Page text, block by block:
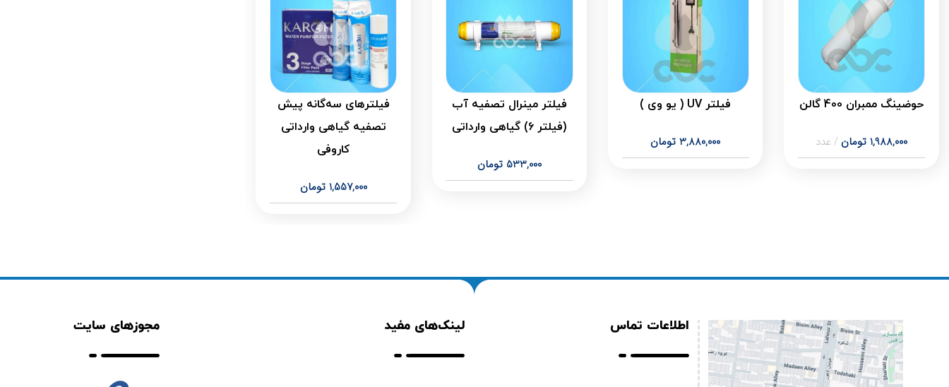
حوضینگ ممبران 400 گالن
1,988,000 تومان عدد
فیلتر UV ( یو وی )
3,880,000 تومان
فیلتر مینرال تصفیه آب
(فیلتر 6) گیاهی وارداتی
533,000 تومان
فیلترهای سه‌گانه پیش
تصفیه گیاهی وارداتی
کاروفی
1,557,000 تومان
اطلاعات تماس لینک‌های مفید مجوزهای سایت